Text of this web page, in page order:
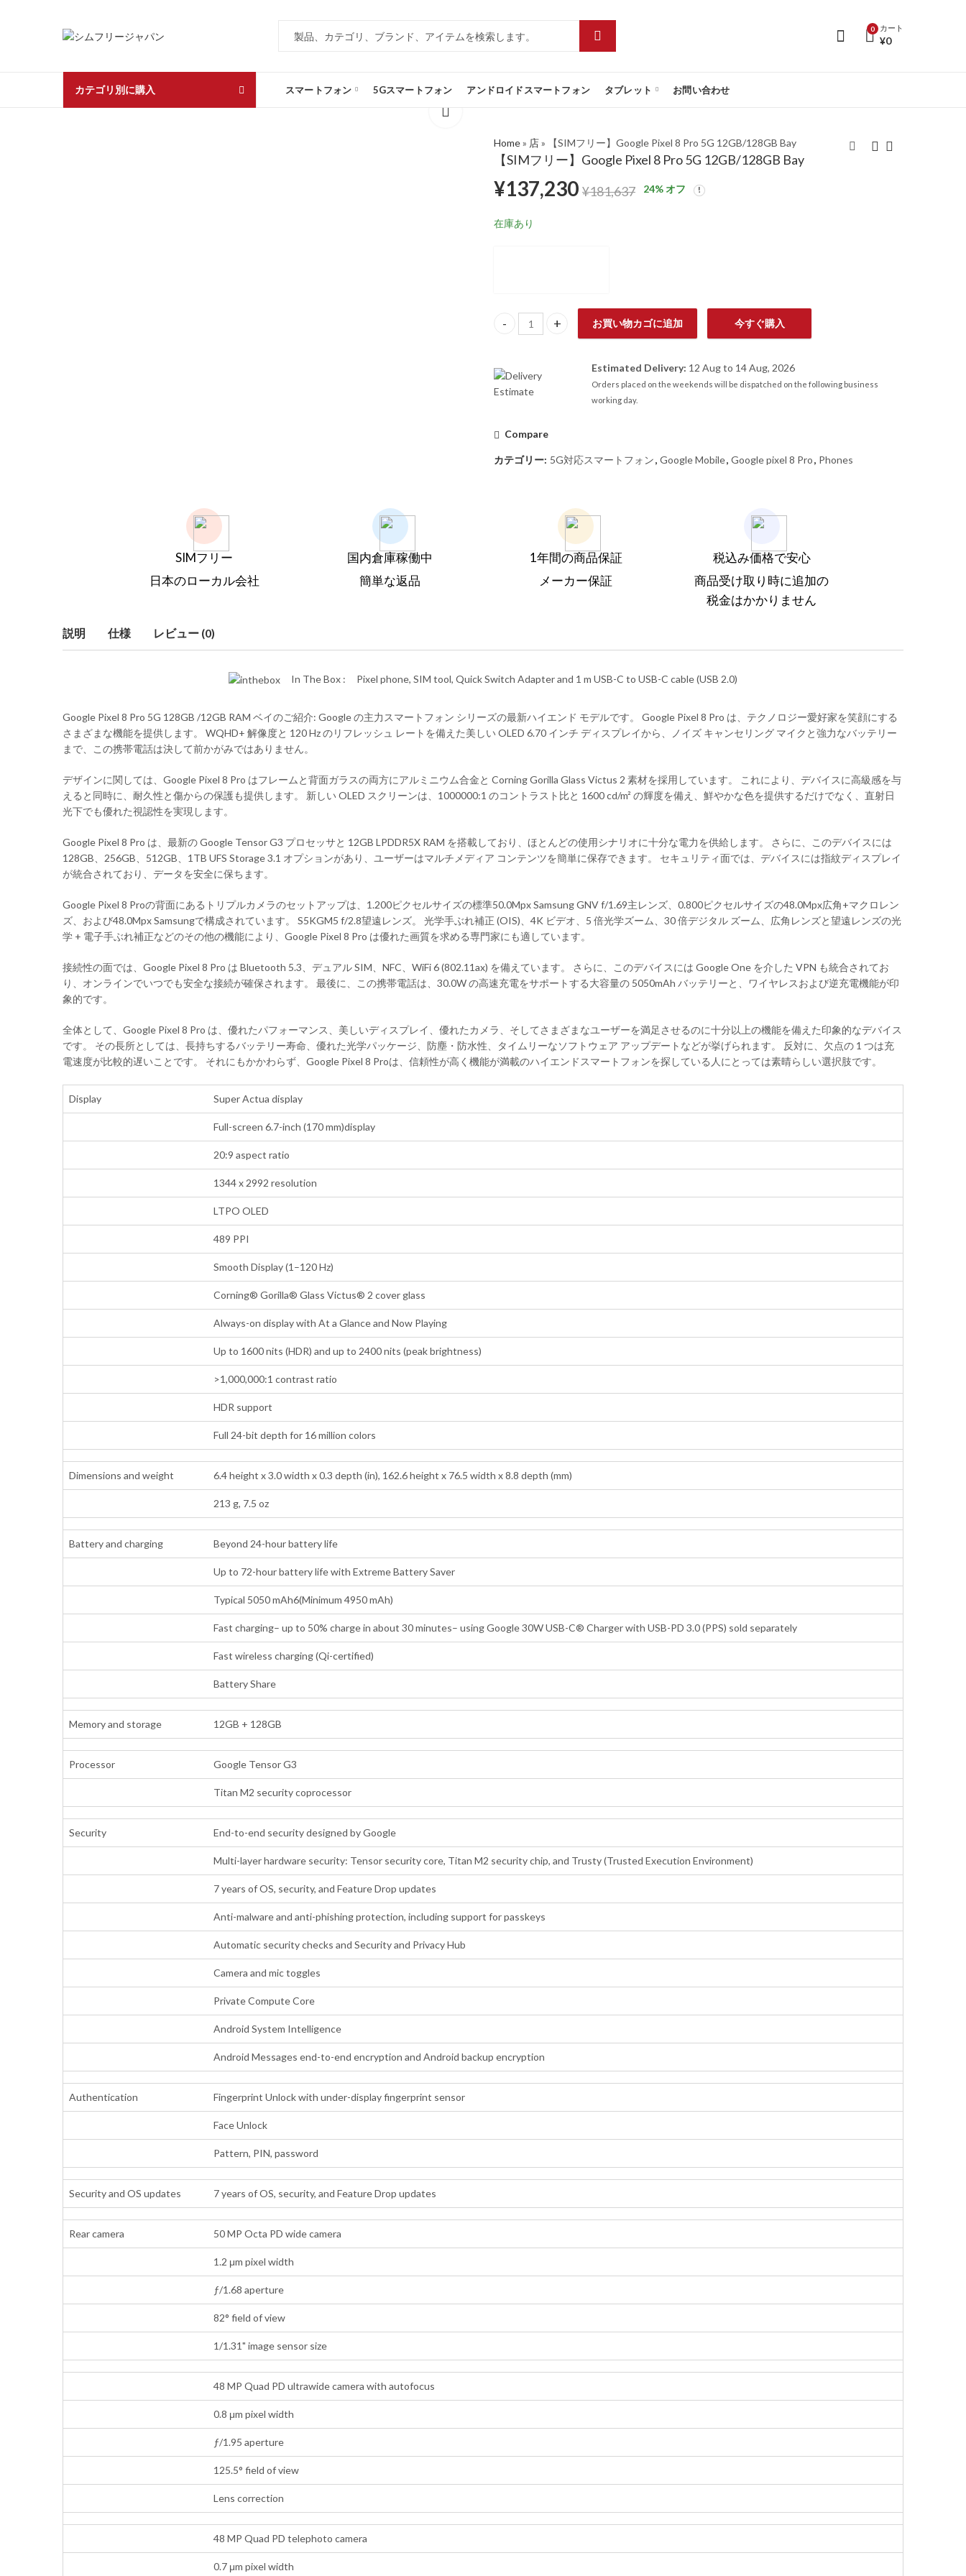
0 カート
¥0
カテゴリ別に購入 スマートフォン 5Gスマートフォン アンドロイドスマートフォン タブレット お問い合わせ
Home» 店» 【SIMフリー】Google Pixel 8 Pro 5G 12GB/128GB Bay
【SIMフリー】Google Pixel 8 Pro 5G 12GB/128GB Bay
¥137,230 ¥181,637 24% オフ
在庫あり
【SIMフリー】Google Pixel 8 Pro 5G 12GB/128GB Bay quantity
お買い物カゴに追加 今すぐ購入
Estimated Delivery: 12 Aug to 14 Aug, 2026
Orders placed on the weekends will be dispatched on the following business
working day.
Compare
カテゴリー: 5G対応スマートフォン, Google Mobile, Google pixel 8 Pro, Phones
SIMフリー
日本のローカル会社
国内倉庫稼働中
簡単な返品
1年間の商品保証
メーカー保証
税込み価格で安心
商品受け取り時に追加の
税金はかかりません
説明 仕様 レビュー (0)
In The Box : Pixel phone, SIM tool, Quick Switch Adapter and 1 m USB-C to USB-C cable (USB 2.0)
Google Pixel 8 Pro 5G 128GB /12GB RAM ベイのご紹介: Google の主力スマートフォン シリーズの最新ハイエンド モデルです。 Google Pixel 8 Pro は、テクノロジー愛好家を笑顔にする
さまざまな機能を提供します。 WQHD+ 解像度と 120 Hz のリフレッシュ レートを備えた美しい OLED 6.70 インチ ディスプレイから、ノイズ キャンセリング マイクと強力なバッテリー
まで、この携帯電話は決して前かがみではありません。
デザインに関しては、Google Pixel 8 Pro はフレームと背面ガラスの両方にアルミニウム合金と Corning Gorilla Glass Victus 2 素材を採用しています。 これにより、デバイスに高級感を与
えると同時に、耐久性と傷からの保護も提供します。 新しい OLED スクリーンは、1000000:1 のコントラスト比と 1600 cd/m² の輝度を備え、鮮やかな色を提供するだけでなく、直射日
光下でも優れた視認性を実現します。
Google Pixel 8 Pro は、最新の Google Tensor G3 プロセッサと 12GB LPDDR5X RAM を搭載しており、ほとんどの使用シナリオに十分な電力を供給します。 さらに、このデバイスには
128GB、256GB、512GB、1TB UFS Storage 3.1 オプションがあり、ユーザーはマルチメディア コンテンツを簡単に保存できます。 セキュリティ面では、デバイスには指紋ディスプレイ
が統合されており、データを安全に保ちます。
Google Pixel 8 Proの背面にあるトリプルカメラのセットアップは、1.200ピクセルサイズの標準50.0Mpx Samsung GNV f/1.69主レンズ、0.800ピクセルサイズの48.0Mpx広角+マクロレン
ズ、および48.0Mpx Samsungで構成されています。 S5KGM5 f/2.8望遠レンズ。 光学手ぶれ補正 (OIS)、4K ビデオ、5 倍光学ズーム、30 倍デジタル ズーム、広角レンズと望遠レンズの光
学 + 電子手ぶれ補正などのその他の機能により、Google Pixel 8 Pro は優れた画質を求める専門家にも適しています。
接続性の面では、Google Pixel 8 Pro は Bluetooth 5.3、デュアル SIM、NFC、WiFi 6 (802.11ax) を備えています。 さらに、このデバイスには Google One を介した VPN も統合されてお
り、オンラインでいつでも安全な接続が確保されます。 最後に、この携帯電話は、30.0W の高速充電をサポートする大容量の 5050mAh バッテリーと、ワイヤレスおよび逆充電機能が印
象的です。
全体として、Google Pixel 8 Pro は、優れたパフォーマンス、美しいディスプレイ、優れたカメラ、そしてさまざまなユーザーを満足させるのに十分以上の機能を備えた印象的なデバイス
です。 その長所としては、長持ちするバッテリー寿命、優れた光学パッケージ、防塵・防水性、タイムリーなソフトウェア アップデートなどが挙げられます。 反対に、欠点の 1 つは充
電速度が比較的遅いことです。 それにもかかわらず、Google Pixel 8 Proは、信頼性が高く機能が満載のハイエンドスマートフォンを探している人にとっては素晴らしい選択肢です。
Display Super Actua display
Full-screen 6.7-inch (170 mm)display
20:9 aspect ratio
1344 x 2992 resolution
LTPO OLED
489 PPI
Smooth Display (1–120 Hz)
Corning® Gorilla® Glass Victus® 2 cover glass
Always-on display with At a Glance and Now Playing
Up to 1600 nits (HDR) and up to 2400 nits (peak brightness)
>1,000,000:1 contrast ratio
HDR support
Full 24-bit depth for 16 million colors
Dimensions and weight 6.4 height x 3.0 width x 0.3 depth (in), 162.6 height x 76.5 width x 8.8 depth (mm)
213 g, 7.5 oz
Battery and charging Beyond 24-hour battery life
Up to 72-hour battery life with Extreme Battery Saver
Typical 5050 mAh6(Minimum 4950 mAh)
Fast charging– up to 50% charge in about 30 minutes– using Google 30W USB-C® Charger with USB-PD 3.0 (PPS) sold separately
Fast wireless charging (Qi-certified)
Battery Share
Memory and storage 12GB + 128GB
Processor Google Tensor G3
Titan M2 security coprocessor
Security End-to-end security designed by Google
Multi-layer hardware security: Tensor security core, Titan M2 security chip, and Trusty (Trusted Execution Environment)
7 years of OS, security, and Feature Drop updates
Anti-malware and anti-phishing protection, including support for passkeys
Automatic security checks and Security and Privacy Hub
Camera and mic toggles
Private Compute Core
Android System Intelligence
Android Messages end-to-end encryption and Android backup encryption
Authentication Fingerprint Unlock with under-display fingerprint sensor
Face Unlock
Pattern, PIN, password
Security and OS updates 7 years of OS, security, and Feature Drop updates
Rear camera 50 MP Octa PD wide camera
1.2 μm pixel width
ƒ/1.68 aperture
82° field of view
1/1.31" image sensor size
48 MP Quad PD ultrawide camera with autofocus
0.8 μm pixel width
ƒ/1.95 aperture
125.5° field of view
Lens correction
48 MP Quad PD telephoto camera
0.7 μm pixel width